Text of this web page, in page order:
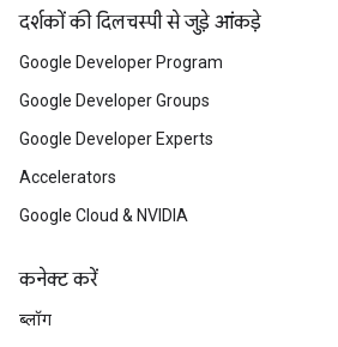
दर्शकों की दिलचस्पी से जुड़े आंकड़े
Google Developer Program
Google Developer Groups
Google Developer Experts
Accelerators
Google Cloud & NVIDIA
कनेक्ट करें
ब्लॉग